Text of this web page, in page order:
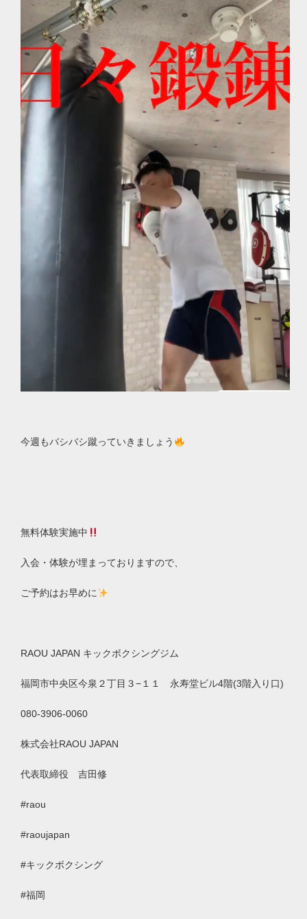
今週もバシバシ蹴っていきましょう
無料体験実施中
入会・体験が埋まっておりますので、
ご予約はお早めに
RAOU JAPAN キックボクシングジム
福岡市中央区今泉２丁目３−１１ 永寿堂ビル4階(3階入り口)
080-3906-0060
株式会社RAOU JAPAN
代表取締役 吉田修
#raou
#raoujapan
#キックボクシング
#福岡